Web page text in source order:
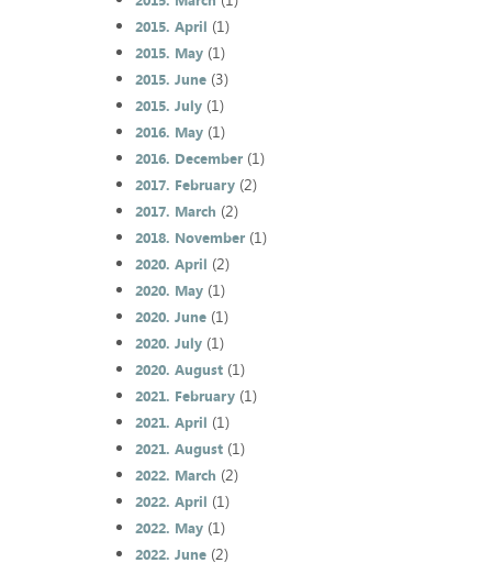
2015. April (1)
2015. May(1)
2015. June(3)
2015. July(1)
2016. May(1)
2016. December(1)
2017. February(2)
2017. March (2)
2018. November(1)
2020. April (2)
2020. May(1)
2020. June(1)
2020. July(1)
2020. August(1)
2021. February(1)
2021. April (1)
2021. August(1)
2022. March (2)
2022. April (1)
2022. May(1)
2022. June(2)